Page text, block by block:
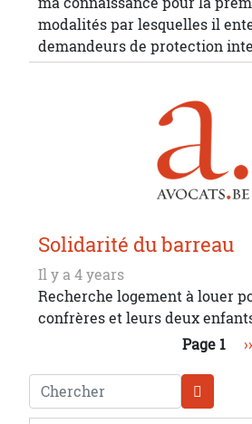
modalités par lesquelles il
demandeurs de protection
Solidarité du barreau
Il y a 4 years
Recherche logement à louer
confrères et leurs deux
Page 1
››
Chercher